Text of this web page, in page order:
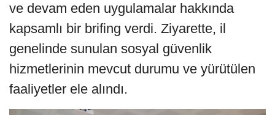
ve devam eden uygulamalar hakkında
kapsamlı bir brifing verdi. Ziyarette, il
genelinde sunulan sosyal güvenlik
hizmetlerinin mevcut durumu ve yürütülen
faaliyetler ele alındı.